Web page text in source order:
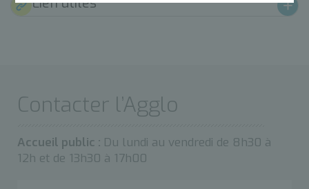
Contacter l’Agglo
Accueil public : Du lundi au vendredi de 8h30 à
12h et de 13h30 à 17h00